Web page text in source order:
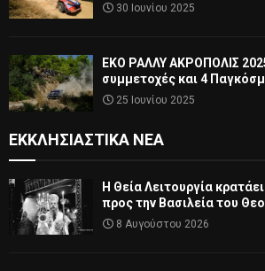
30 Ιουνίου 2025
ΕΚΟ ΡΑΛΛΥ ΑΚΡΟΠΟΛΙΣ
συμμετοχές και 4
25 Ιουνίου 2025
ΕΚΚΛΗΣΙΑΣΤΙΚΆ ΝΈΑ
Η Θεία Λειτουργία
προς την Βασιλεία του
8 Αυγούστου 2026